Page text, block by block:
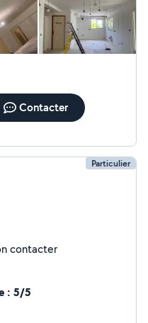
installations,
Maçonnerie,
maçonnerie, pose de
de sol.
urgentes selon
efficacité.
Contacter
Particulier
contacter
: 5/5